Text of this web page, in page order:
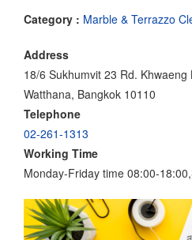
Category : Marble & Terrazzo
Address
18/6 Sukhumvit 23 Rd.
Watthana, Bangkok 10110
Telephone
02-261-1313
Working Time
Monday-Friday time 08:00-